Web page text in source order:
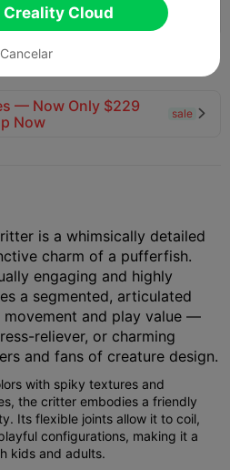
163 
— Now Only $229
Now
sale 
is a whimsically detailed
charm of a pufferfish.
engaging and highly
a segmented, articulated
and play value —
reliever, or charming
and fans of creature design.
with spiky textures and
the critter embodies a friendly
Its flexible joints allow it to coil,
configurations, making it a
kids and adults.
Cloud
Cancelar